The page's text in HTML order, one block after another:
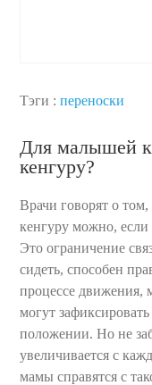
Тэги : переноски
Для малышей
кенгуру?
Врачи говорят о том,
кенгуру можно, если
Это ограничение
сидеть, способен
процессе
могут
положении. Но не
увеличивается с
мамы справятся с